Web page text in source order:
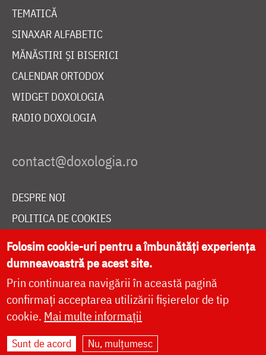
TEMATICĂ
SINAXAR ALFABETIC
MĂNĂSTIRI ȘI BISERICI
CALENDAR ORTODOX
WIDGET DOXOLOGIA
RADIO DOXOLOGIA
DESPRE NOI
POLITICA DE COOKIES
DONEAZĂ ONLINE PENTRU CATEDRALA NAȚIONALĂ
LIVE
Site dezvoltat deDOXOLOGIA MEDIA
Folosim cookie-uri pentru a îmbunătăți experiența
dumneavoastră pe acest site.
Prin continuarea navigării în această pagină
confirmați acceptarea utilizării fișierelor de tip
cookie. Mai multe informații
Sunt de acord Nu, mulțumesc